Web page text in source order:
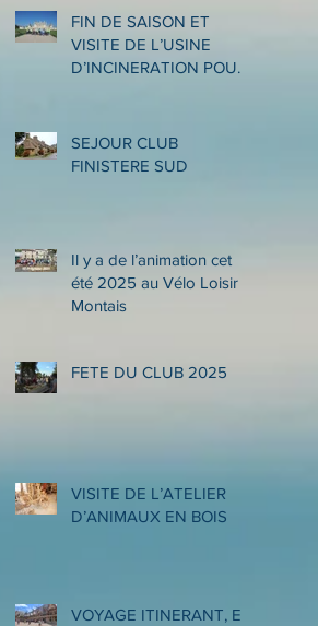
FIN DE SAISON ET
VISITE DE L’USINE
D’INCINERATION POUR
SEJOUR CLUB
FINISTERE SUD
Il y a de l’animation cet
été 2025 au Vélo Loisir
Montais
FETE DU CLUB 2025
VISITE DE L’ATELIER
D’ANIMAUX EN BOIS
VOYAGE ITINERANT, EN